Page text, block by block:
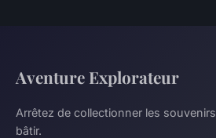
Aventure Explorateur
Arrêtez de collectionner les
bâtir.